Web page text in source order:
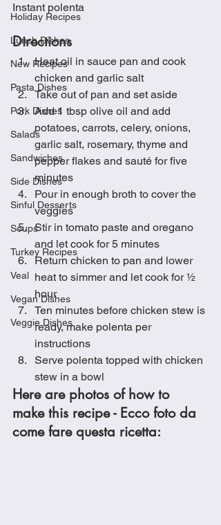
Holiday Recipes
Lunch Dishes
New Recipes
Pasta Dishes
Pork Dishes
Salads
Sandwiches
Side Dishes
Sinful Desserts
Soups
Turkey Recipes
Veal
Vegan Dishes
Veggie Dishes
Instant polenta
Directions
Heat oil in sauce pan and cook
chicken and garlic salt
Take out of pan and set aside
Add 1 tbsp olive oil and add
potatoes, carrots, celery, onions,
garlic salt, rosemary, thyme and
pepper flakes and sauté for five
minutes
Pour in enough broth to cover the
veggies
Stir in tomato paste and oregano
and let cook for 5 minutes
Return chicken to pan and lower
heat to simmer and let cook for ½
hour
Ten minutes before chicken stew is
ready, make polenta per
instructions
Serve polenta topped with chicken
stew in a bowl
Here are photos of how to
make this recipe - Ecco foto da
come fare questa ricetta: